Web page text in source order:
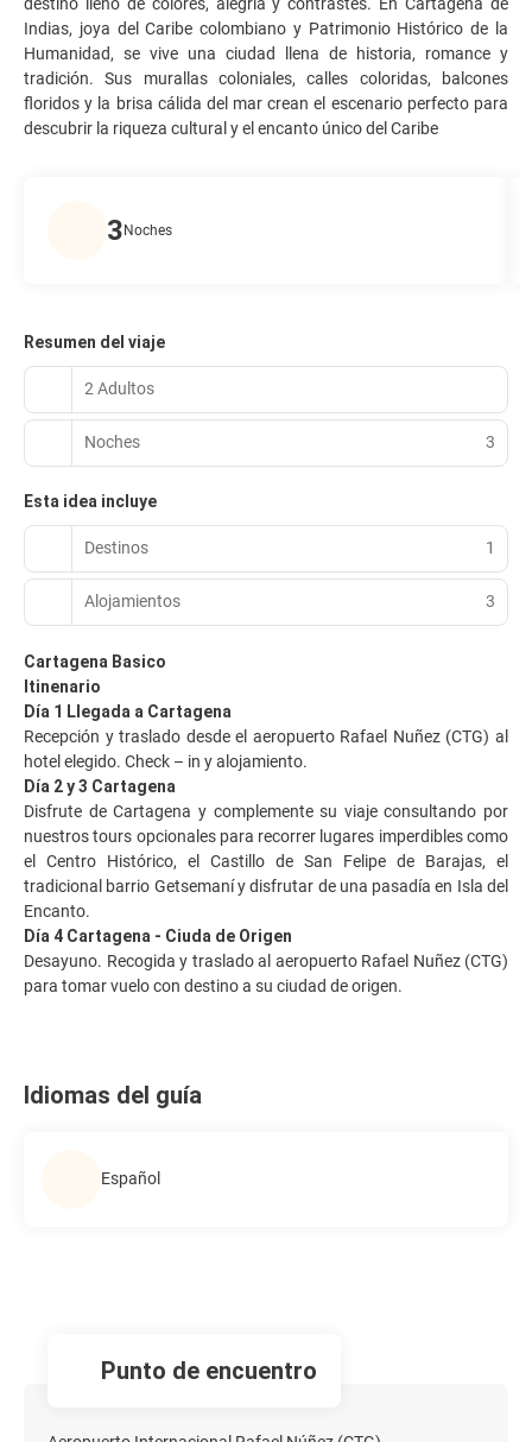
Indias, joya del Caribe colombiano y Patrimonio Histórico de la
Humanidad, se vive una ciudad llena de historia, romance y
tradición. Sus murallas coloniales, calles coloridas, balcones
floridos y la brisa cálida del mar crean el escenario perfecto para
descubrir la riqueza cultural y el encanto único del Caribe
3Noches
Resumen del viaje
2 Adultos
Noches 3
Esta idea incluye
Destinos 1
Alojamientos 3
Cartagena Basico
Itinenario
Día 1 Llegada a Cartagena
Recepción y traslado desde el aeropuerto Rafael Nuñez (CTG) al
hotel elegido. Check – in y alojamiento.
Día 2 y 3 Cartagena
Disfrute de Cartagena y complemente su viaje consultando por
nuestros tours opcionales para recorrer lugares imperdibles como
el Centro Histórico, el Castillo de San Felipe de Barajas, el
tradicional barrio Getsemaní y disfrutar de una pasadía en Isla del
Encanto.
Día 4 Cartagena - Ciuda de Origen
Desayuno. Recogida y traslado al aeropuerto Rafael Nuñez (CTG)
para tomar vuelo con destino a su ciudad de origen.
Idiomas del guía
Español
Punto de encuentro